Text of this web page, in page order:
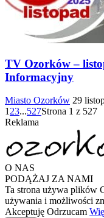
TV Ozorków –
Informacyjny
Miasto Ozorków 29
1 23...527Strona 1 z 527
Reklama
O NAS
PODĄŻAJ ZA NAMI
Ta strona używa plików
używania i możliwości
Akceptuję Odrzucam